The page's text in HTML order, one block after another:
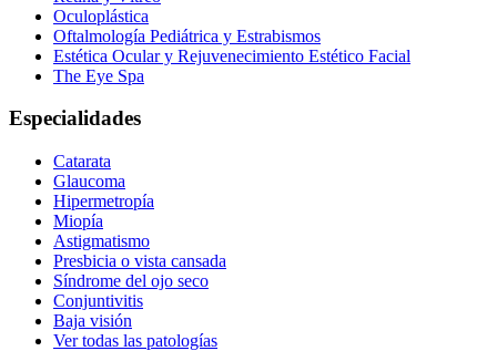
Oculoplástica
Oftalmología Pediátrica y Estrabismos
Estética Ocular y Rejuvenecimiento Estético Facial
The Eye Spa
Especialidades
Catarata
Glaucoma
Hipermetropía
Miopía
Astigmatismo
Presbicia o vista cansada
Síndrome del ojo seco
Conjuntivitis
Baja visión
Ver todas las patologías